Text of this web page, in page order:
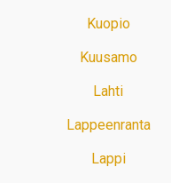
Kuopio
Kuusamo
Lahti
Lappeenranta
Lappi